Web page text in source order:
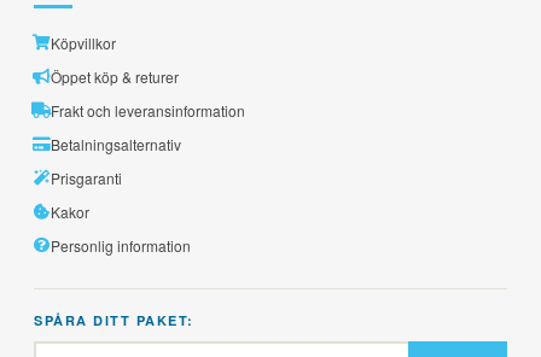
Köpvillkor
Öppet köp & returer
Frakt och leveransinformation
Betalningsalternativ
Prisgaranti
Kakor
Personlig information
SPÅRA DITT PAKET: